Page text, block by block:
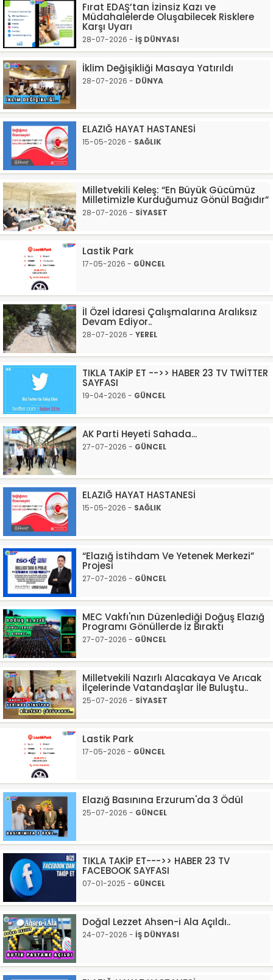
Fırat EDAŞ’tan İzinsiz Kazı ve
Müdahalelerde Oluşabilecek Risklere
Karşı Uyarı
28-07-2026 - İŞ DÜNYASI
İklim Değişikliği Masaya Yatırıldı
28-07-2026 - DÜNYA
ELAZIĞ HAYAT HASTANESİ
15-05-2026 - SAĞLIK
Milletvekili Keleş: “En Büyük Gücümüz
Milletimizle Kurduğumuz Gönül Bağıdır”
28-07-2026 - SİYASET
Lastik Park
17-05-2026 - GÜNCEL
İl Özel İdaresi Çalışmalarına Aralıksız
Devam Ediyor..
28-07-2026 - YEREL
TIKLA TAKİP ET -->> HABER 23 TV TWİTTER
SAYFASI
19-04-2026 - GÜNCEL
AK Parti Heyeti Sahada...
27-07-2026 - GÜNCEL
ELAZIĞ HAYAT HASTANESİ
15-05-2026 - SAĞLIK
“Elazığ İstihdam Ve Yetenek Merkezi”
Projesi
27-07-2026 - GÜNCEL
MEC Vakfı'nın Düzenlediği Doğuş Elazığ
Programı Gönüllerde İz Bıraktı
27-07-2026 - GÜNCEL
Milletvekili Nazırlı Alacakaya Ve Arıcak
İlçelerinde Vatandaşlar İle Buluştu..
25-07-2026 - SİYASET
Lastik Park
17-05-2026 - GÜNCEL
Elazığ Basınına Erzurum'da 3 Ödül
25-07-2026 - GÜNCEL
TIKLA TAKİP ET--->> HABER 23 TV
FACEBOOK SAYFASI
07-01-2025 - GÜNCEL
Doğal Lezzet Ahsen-i Ala Açıldı..
24-07-2026 - İŞ DÜNYASI